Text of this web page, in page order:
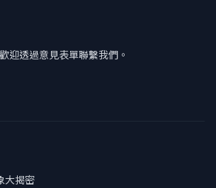
迎透過意見表單聯繫我們。
大揭密